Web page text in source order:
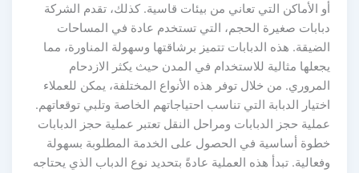
أو الأماكن التي تعاني من بيئات قاسية. كذلك، تقدم الشركة
دبابات صغيرة الحجم، التي تستخدم عادة في المساحات
الضيقة. هذه الدبابات تتميز برشاقتها وسهولة المناورة، مما
يجعلها مثالية للاستخدام في المدن حيث يكثر الازدحام
المروري. من خلال توفر هذه الأنواع المختلفة، يمكن للعملاء
اختيار الدبابة التي تناسب احتياجاتهم الخاصة وتلبي توقعاتهم.
عملية حجز الدبابات ومراحل النقل تعتبر عملية حجز الدبابات
خطوة أساسية في الحصول على الخدمة المطلوبة بسهولة
وفعالية. تبدأ هذه العملية عادةً بتحديد نوع الدباب الذي يحتاجه